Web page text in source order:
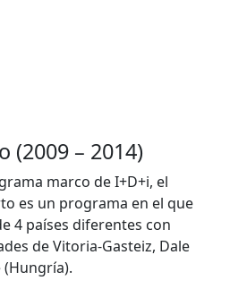
(2009 – 2014)
marco de I+D+i, el
es un programa en el que
4 países diferentes con
de Vitoria-Gasteiz, Dale